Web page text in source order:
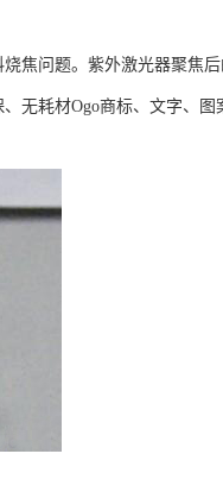
焦问题。紫外激光器聚焦后
无耗材Ogo商标、文字、图